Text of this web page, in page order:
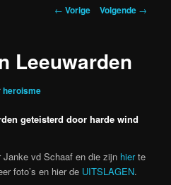
Berichtnavigatie
← Vorige Volgende →
Leeuwarden
heroisme
geteisterd door harde wind
Janke vd Schaaf en die zijn hierte
foto’s en hier de UITSLAGEN.